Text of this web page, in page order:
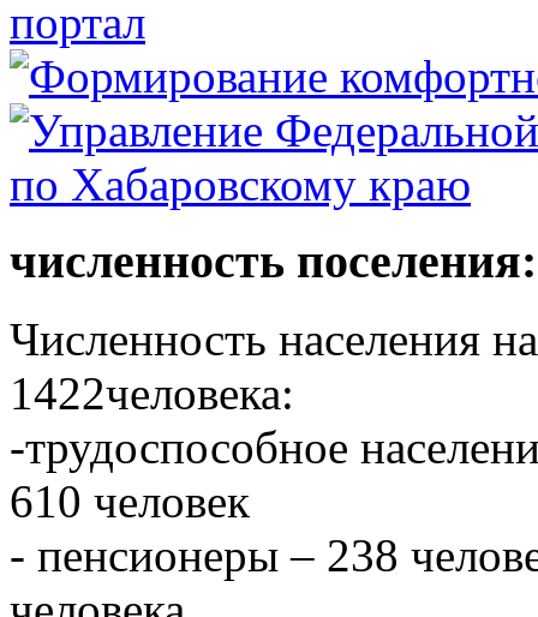
численность поселения:
Численность населения
1422человека:
-трудоспособное
610 человек
- пенсионеры – 238